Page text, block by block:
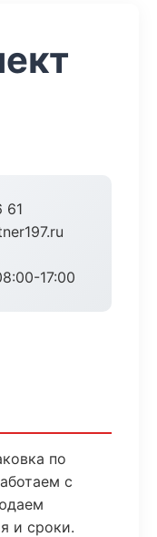
61
17:00
по
с
и сроки.